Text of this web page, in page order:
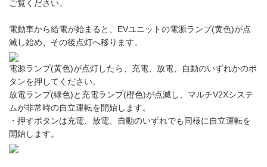
ご覧ください。
電動車から給電が始まると、EVユニットの電源ランプ(黄色)が点
滅し始め、その後点灯へ移ります。
電源ランプ(黄色)が点灯したら、充電、放電、自動のいずれかのボ
タンを押してください。
放電ランプ(緑色)と充電ランプ(橙色)が点滅し、マルチV2Xシステ
ムが非常時の自立運転を開始します。
・押すボタンは充電、放電、自動のいずれでも同様に自立運転を
開始します。